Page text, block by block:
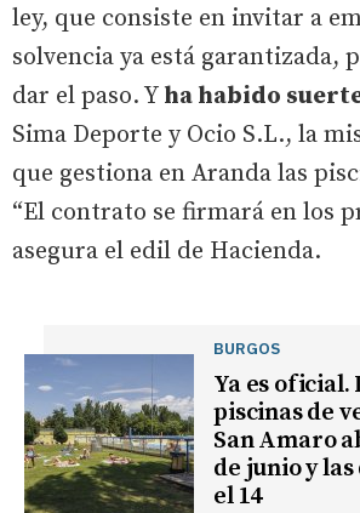
ley, que consiste en invitar a
solvencia ya está garantizada,
dar el paso. Y ha habido
Sima Deporte y Ocio S.L., la
que gestiona en Aranda las
“El contrato se firmará en los
asegura el edil de Hacienda.
BURGOS
Ya es oficial.
piscinas de
San Amaro
de junio y
el 14